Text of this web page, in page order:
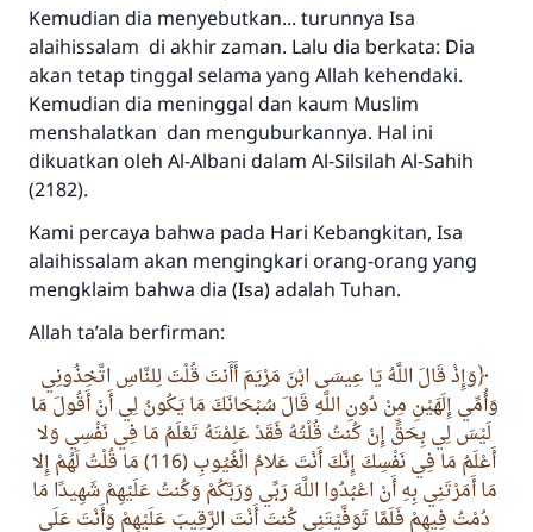
Kemudian dia menyebutkan... turunnya Isa
alaihissalam di akhir zaman. Lalu dia berkata: Dia
akan tetap tinggal selama yang Allah kehendaki.
Kemudian dia meninggal dan kaum Muslim
menshalatkan dan menguburkannya. Hal ini
dikuatkan oleh Al-Albani dalam Al-Silsilah Al-Sahih
(2182).
Kami percaya bahwa pada Hari Kebangkitan, Isa
alaihissalam akan mengingkari orang-orang yang
mengklaim bahwa dia (Isa) adalah Tuhan.
Allah ta’ala berfirman:
وَإِذْ قَالَ اللَّهُ يَا عِيسَى ابْنَ مَرْيَمَ أَأَنتَ قُلْتَ لِلنَّاسِ اتَّخِذُونِي
وَأُمِّي إِلَهَيْنِ مِنْ دُونِ اللَّهِ قَالَ سُبْحَانَكَ مَا يَكُونُ لِي أَنْ أَقُولَ مَا
لَيْسَ لِي بِحَقٍّ إِنْ كُنتُ قُلْتُهُ فَقَدْ عَلِمْتَهُ تَعْلَمُ مَا فِي نَفْسِي وَلا
أَعْلَمُ مَا فِي نَفْسِكَ إِنَّكَ أَنْتَ عَلامُ الْغُيُوبِ (116) مَا قُلْتُ لَهُمْ إِلا
مَا أَمَرْتَنِي بِهِ أَنْ اعْبُدُوا اللَّهَ رَبِّي وَرَبَّكُمْ وَكُنتُ عَلَيْهِمْ شَهِيدًا مَا
دُمْتُ فِيهِمْ فَلَمَّا تَوَفَّيْتَنِي كُنتَ أَنْتَ الرَّقِيبَ عَلَيْهِمْ وَأَنْتَ عَلَى